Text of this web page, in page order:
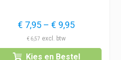
€ 7,95 – € 9,95Prijsklasse:
tot
€ 6,57
Kies en Bestel